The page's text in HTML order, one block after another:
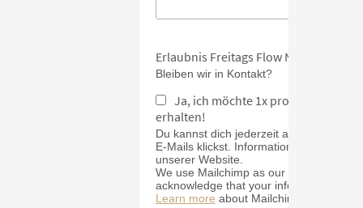
Erlaubnis Freitags Flow Newsletter
Bleiben wir in Kontakt?
Ja, ich möchte 1x pro Monat
erhalten!
Du kannst dich jederzeit abmelden,
E-Mails klickst. Informationen zu
unserer Website.
We use Mailchimp as our marketing
acknowledge that your information will
Learn more about Mailchimp's privacy